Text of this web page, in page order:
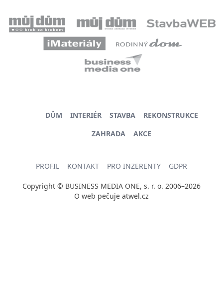
DŮM INTERIÉR STAVBA
REKONSTRUKCE
ZAHRADA
AKCE
PROFIL KONTAKT PRO INZERENTY GDPR
Copyright © BUSINESS MEDIA ONE, s. r. o. 2006–2026